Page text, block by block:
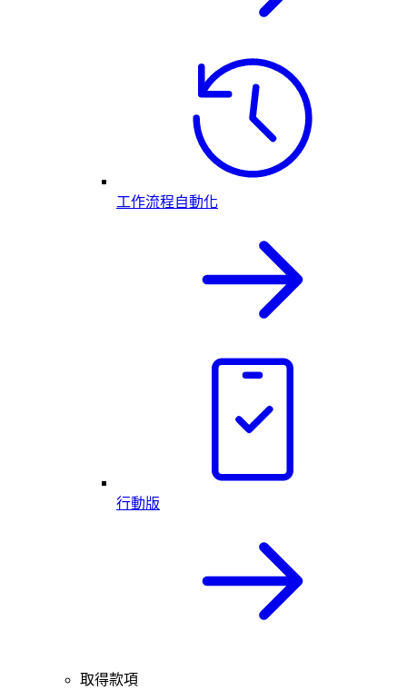
工作流程自動化
行動版
取得款項